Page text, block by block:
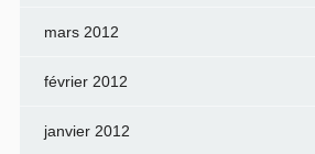
mars 2012
février 2012
janvier 2012